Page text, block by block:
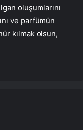
oluşumlarını
ve parfümün
kılmak olsun,